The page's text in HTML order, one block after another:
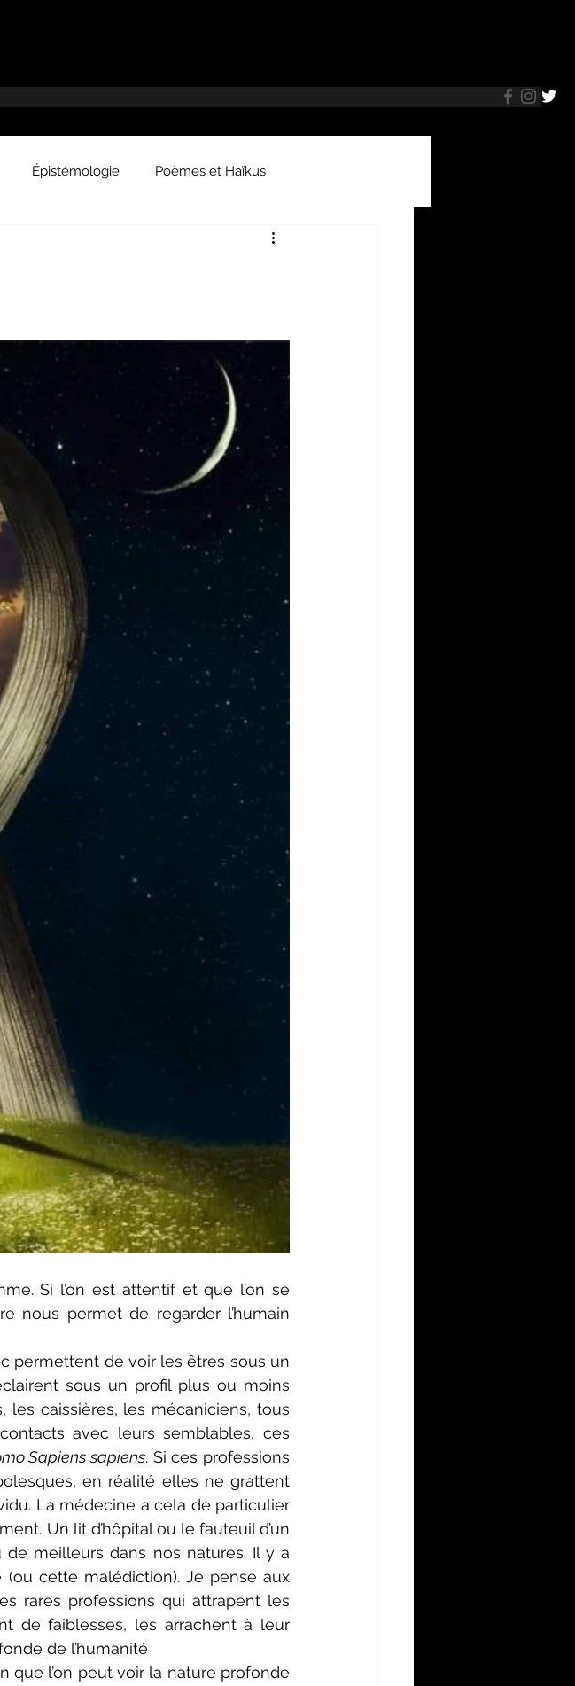
Épistémologie Poèmes et Haïkus
Si l’on est attentif et que l’on se
nous permet de regarder l’humain
permettent de voir les êtres sous un
sous un profil plus ou moins
les caissières, les mécaniciens, tous
avec leurs semblables, ces
Sapiens sapiens. Si ces professions
en réalité elles ne grattent
La médecine a cela de particulier
Un lit d’hôpital ou le fauteuil d’un
meilleurs dans nos natures. Il y a
cette malédiction). Je pense aux
rares professions qui attrapent les
de faiblesses, les arrachent à leur
de l’humanité
que l’on peut voir la nature profonde